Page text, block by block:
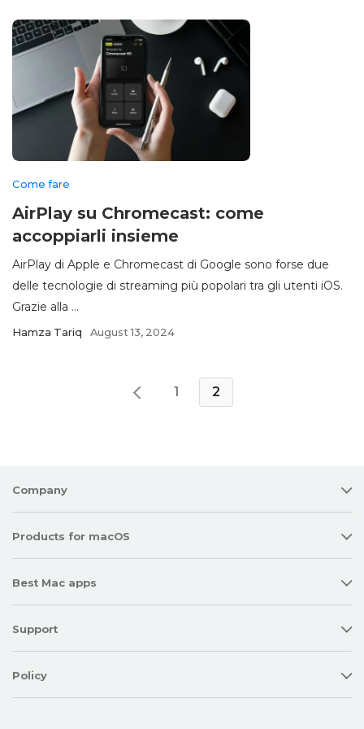
Come fare
AirPlay su Chromecast: come
accoppiarli insieme
AirPlay di Apple e Chromecast di Google sono forse due
delle tecnologie di streaming più popolari tra gli utenti iOS.
Grazie alla ...
Hamza Tariq August 13, 2024
1 2
Company
Products for macOS
Best Mac apps
Support
Policy